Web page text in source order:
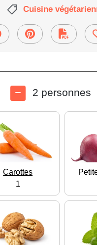
Cuisine
2 personnes
Carottes
1